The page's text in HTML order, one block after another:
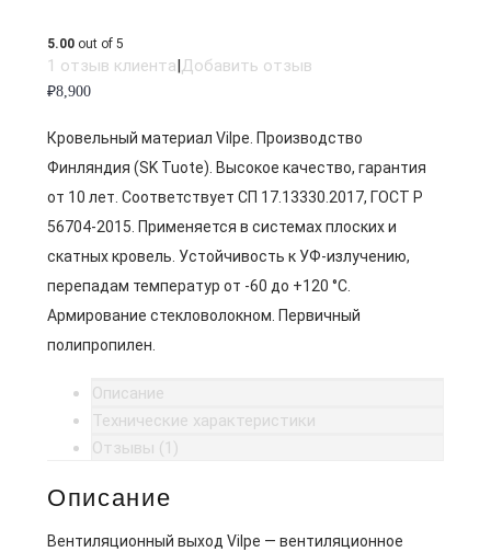
5.00 out of 5
1 отзыв клиента|Добавить отзыв
₽8,900
Кровельный материал Vilpe. Производство
Финляндия (SK Tuote). Высокое качество, гарантия
от 10 лет. Соответствует СП 17.13330.2017, ГОСТ Р
56704-2015. Применяется в системах плоских и
скатных кровель. Устойчивость к УФ-излучению,
перепадам температур от -60 до +120 °C.
Армирование стекловолокном. Первичный
полипропилен.
Описание
Технические характеристики
Отзывы (1)
Описание
Вентиляционный выход Vilpe — вентиляционное